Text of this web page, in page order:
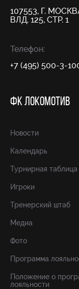
107553, Г.
ВЛД. 125, СТР. 1
Телефон:
+7 (495) 500-3-
ФК ЛОКОМОТИВ
Новости
Календарь
Турнирная таблица
Игроки
Тренерский штаб
Медиа
Фото
Программа
Положение о
лояльности